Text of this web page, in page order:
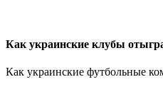
Как украинские клубы
Как украинские футбольные